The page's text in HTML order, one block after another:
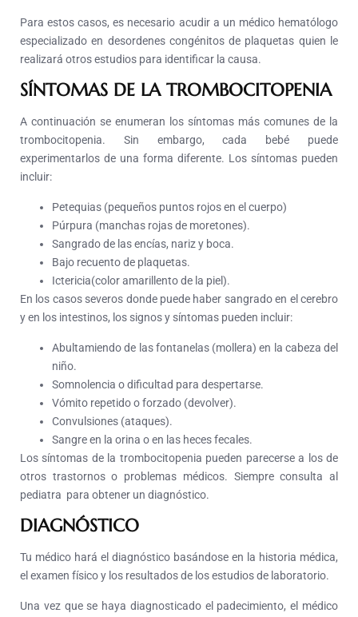
Para estos casos, es necesario acudir a un médico hematólogo
especializado en desordenes congénitos de plaquetas quien le
realizará otros estudios para identificar la causa.
SÍNTOMAS DE LA TROMBOCITOPENIA
A continuación se enumeran los síntomas más comunes de la
trombocitopenia. Sin embargo, cada bebé puede
experimentarlos de una forma diferente. Los síntomas pueden
incluir:
Petequias (pequeños puntos rojos en el cuerpo)
Púrpura (manchas rojas de moretones).
Sangrado de las encías, nariz y boca.
Bajo recuento de plaquetas.
Ictericia(color amarillento de la piel).
En los casos severos donde puede haber sangrado en el cerebro
y en los intestinos, los signos y síntomas pueden incluir:
Abultamiendo de las fontanelas (mollera) en la cabeza del
niño.
Somnolencia o dificultad para despertarse.
Vómito repetido o forzado (devolver).
Convulsiones (ataques).
Sangre en la orina o en las heces fecales.
Los síntomas de la trombocitopenia pueden parecerse a los de
otros trastornos o problemas médicos. Siempre consulta al
pediatra para obtener un diagnóstico.
DIAGNÓSTICO
Tu médico hará el diagnóstico basándose en la historia médica,
el examen físico y los resultados de los estudios de laboratorio.
Una vez que se haya diagnosticado el padecimiento, el médico